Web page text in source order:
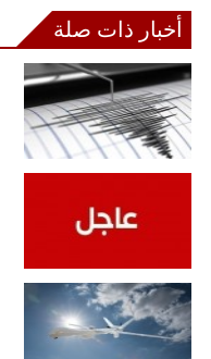
أخبار ذات صلة